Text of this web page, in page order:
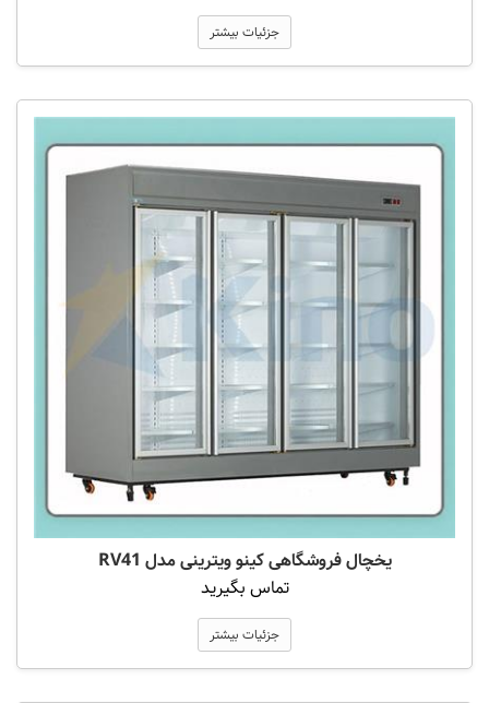
جزئیات بیشتر
یخچال فروشگاهی کینو ویترینی مدل RV41
تماس بگیرید
جزئیات بیشتر